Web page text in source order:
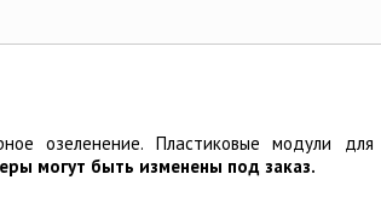
озеленение. Пластиковые модули для
могут быть изменены под заказ.